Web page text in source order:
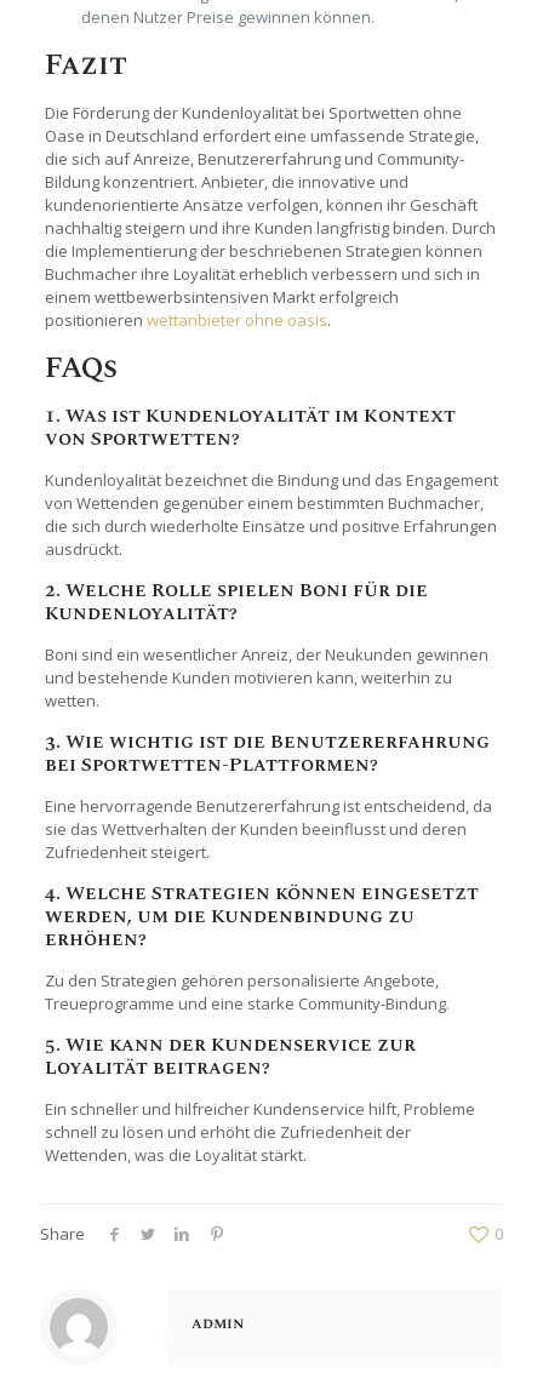
denen Nutzer Preise gewinnen können.
Fazit
Die Förderung der Kundenloyalität bei Sportwetten ohne
Oase in Deutschland erfordert eine umfassende Strategie,
die sich auf Anreize, Benutzererfahrung und Community-
Bildung konzentriert. Anbieter, die innovative und
kundenorientierte Ansätze verfolgen, können ihr Geschäft
nachhaltig steigern und ihre Kunden langfristig binden. Durch
die Implementierung der beschriebenen Strategien können
Buchmacher ihre Loyalität erheblich verbessern und sich in
einem wettbewerbsintensiven Markt erfolgreich
positionieren wettanbieter ohne oasis.
FAQs
1. Was ist Kundenloyalität im Kontext
von Sportwetten?
Kundenloyalität bezeichnet die Bindung und das Engagement
von Wettenden gegenüber einem bestimmten Buchmacher,
die sich durch wiederholte Einsätze und positive Erfahrungen
ausdrückt.
2. Welche Rolle spielen Boni für die
Kundenloyalität?
Boni sind ein wesentlicher Anreiz, der Neukunden gewinnen
und bestehende Kunden motivieren kann, weiterhin zu
wetten.
3. Wie wichtig ist die Benutzererfahrung
bei Sportwetten-Plattformen?
Eine hervorragende Benutzererfahrung ist entscheidend, da
sie das Wettverhalten der Kunden beeinflusst und deren
Zufriedenheit steigert.
4. Welche Strategien können eingesetzt
werden, um die Kundenbindung zu
erhöhen?
Zu den Strategien gehören personalisierte Angebote,
Treueprogramme und eine starke Community-Bindung.
5. Wie kann der Kundenservice zur
Loyalität beitragen?
Ein schneller und hilfreicher Kundenservice hilft, Probleme
schnell zu lösen und erhöht die Zufriedenheit der
Wettenden, was die Loyalität stärkt.
Share 0
admin